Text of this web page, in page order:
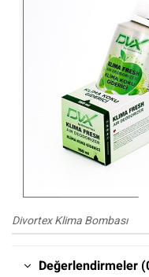
Divortex Klima Bombası
Değerlendirmeler